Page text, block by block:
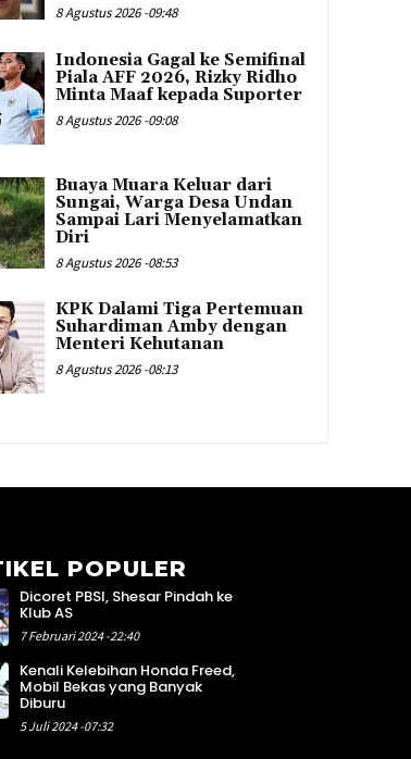
8 Agustus 2026 -09:48
Indonesia Gagal ke Semifinal
Piala AFF 2026, Rizky Ridho
Minta Maaf kepada Suporter
8 Agustus 2026 -09:08
Buaya Muara Keluar dari
Sungai, Warga Desa Undan
Sampai Lari Menyelamatkan
Diri
8 Agustus 2026 -08:53
KPK Dalami Tiga Pertemuan
Suhardiman Amby dengan
Menteri Kehutanan
8 Agustus 2026 -08:13
POPULER
Dicoret PBSI, Shesar Pindah ke
Klub AS
7 Februari 2024 -22:40
Kenali Kelebihan Honda Freed,
Mobil Bekas yang Banyak
Diburu
5 Juli 2024 -07:32